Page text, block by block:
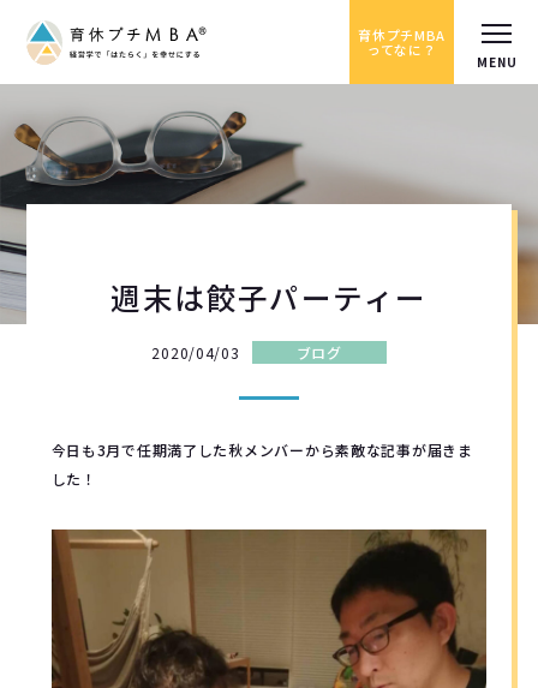
育休プチMBA
ってなに？
週末は餃子パーティー
2020/04/03 ブログ
今日も3月で任期満了した秋メンバーから素敵な記事が届きま
した！